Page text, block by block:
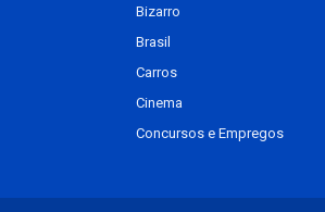
Bizarro
Brasil
Carros
Cinema
Concursos e Empregos